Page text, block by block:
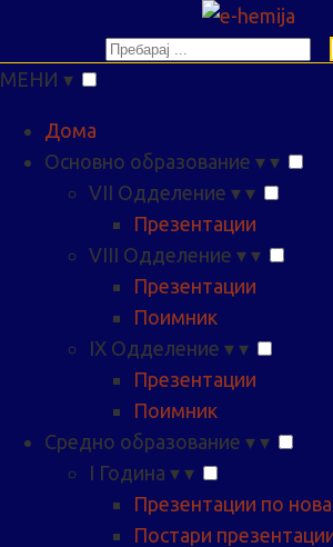
МЕНИ ▾
Дома
Основно образование ▾ ▾
VII Одделение ▾ ▾
Презентации
VIII Одделение ▾ ▾
Презентации
Поимник
IX Одделение ▾ ▾
Презентации
Поимник
Средно образование ▾ ▾
I Година ▾ ▾
Презентации по
Постари